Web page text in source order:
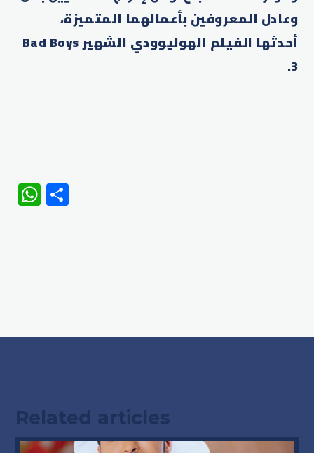
وعادل المعروفين بأعمالهما المتميزة،
أحدثها الفيلم الهوليوودي الشهير Bad Boys
3.
WhatsApp
Related articles